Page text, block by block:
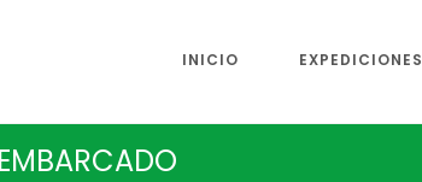
INICIO EXPEDICIONES